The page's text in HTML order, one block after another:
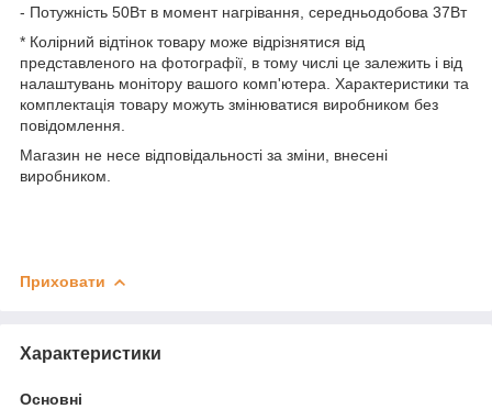
- Потужність 50Вт в момент нагрівання, середньодобова 37Вт
* Колірний відтінок товару може відрізнятися від
представленого на фотографії, в тому числі це залежить і від
налаштувань монітору вашого комп'ютера. Характеристики та
комплектація товару можуть змінюватися виробником без
повідомлення.
Магазин не несе відповідальності за зміни, внесені
виробником.
Приховати
Характеристики
Основні